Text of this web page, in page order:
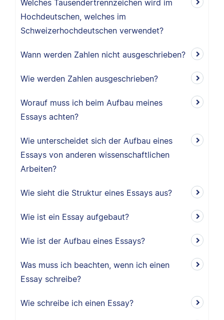
Welches Tausendertrennzeichen wird im
Hochdeutschen, welches im
Schweizerhochdeutschen verwendet?
Wann werden Zahlen nicht ausgeschrieben?
Wie werden Zahlen ausgeschrieben?
Worauf muss ich beim Aufbau meines
Essays achten?
Wie unterscheidet sich der Aufbau eines
Essays von anderen wissenschaftlichen
Arbeiten?
Wie sieht die Struktur eines Essays aus?
Wie ist ein Essay aufgebaut?
Wie ist der Aufbau eines Essays?
Was muss ich beachten, wenn ich einen
Essay schreibe?
Wie schreibe ich einen Essay?